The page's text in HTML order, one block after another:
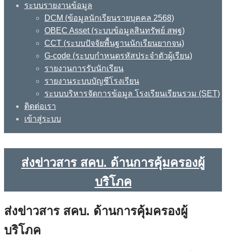
ระบบรายงานข้อมูล
DCM (ข้อมูลนักเรียนรายบุคคล 2568)
OBEC Asset (ระบบข้อมูลสินทรัพย์ สพฐ)
CCT (ระบบปัจจัยพื้นฐานนักเรียนยากจน)
G-code (ระบบกำหนดรหัสประจำตัวผู้เรียน)
รายงานการรับนักเรียน
รายงานระบบบัญชีโรงเรียน
ระบบบริหารจัดการข้อมูล โรงเรียนเรียนรวม (SET)
ติดต่อเรา
เข้าสู่ระบบ
ส่งข่าวสาร สคบ. ด้านการคุ้มครองผู้
บริโภค
ส่งข่าวสาร สคบ. ด้านการคุ้มครองผู้
บริโภค